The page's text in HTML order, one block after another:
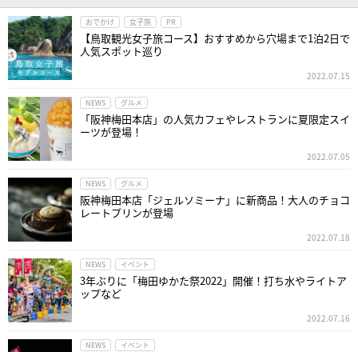
おでかけ 女子旅 PR
【鳥取観光女子旅コース】おすすめから穴場まで1泊2日で
人気スポット巡り
2022.07.15
NEWS グルメ
「阪神梅田本店」の人気カフェやレストランに夏限定スイ
ーツが登場！
2022.07.05
NEWS グルメ
阪神梅田本店「ジェルソミーナ」に新商品！大人のチョコ
レートプリンが登場
2022.07.18
NEWS イベント
3年ぶりに「梅田ゆかた祭2022」開催！打ち水やライトア
ップなど
2022.07.16
NEWS イベント